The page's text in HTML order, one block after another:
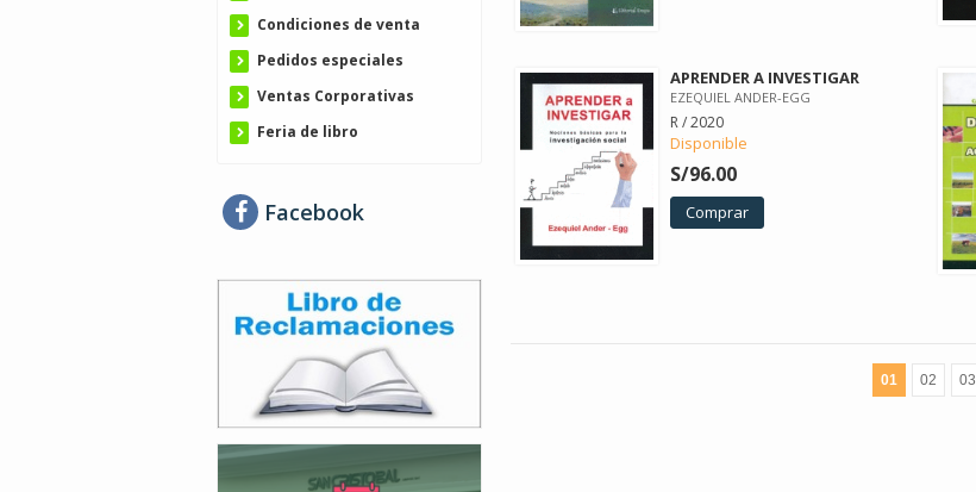
APRENDER A INVESTIGAR
EZEQUIEL ANDER-EGG
R / 2020
Disponible
S/96.00
Comprar
01 02 03
Condiciones de venta
Pedidos especiales
Ventas Corporativas
Feria de libro
Facebook